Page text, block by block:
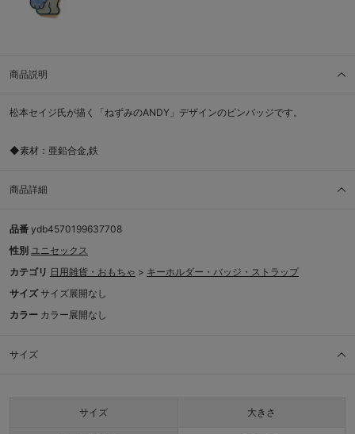
商品説明
松本セイジ氏が描く「ねずみのANDY」デザインのピンバッジです。
◆素材：亜鉛合金,鉄
商品詳細
品番 ydb4570199637708
性別 ユニセックス
カテゴリ 日用雑貨・おもちゃ > キーホルダー・バッジ・ストラップ
サイズ サイズ展開なし
カラー カラー展開なし
サイズ
サイズ 大きさ